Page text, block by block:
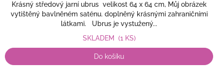
Krásný středový jarní ubrus velikost 64 x 64 cm, Můj obrázek
vytištěný bavlněném saténu. doplněný krásnými zahraničními
látkami. Ubrus je vystužený...
SKLADEM (1 KS)
Do košíku